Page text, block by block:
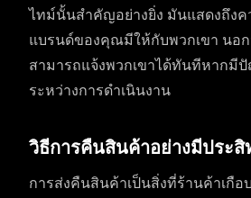
ไทม์นั้นสำคัญอย่างยิ่ง มันแสดงถึงค
แบรนด์ของคุณมีให้กับพวกเขา นอ
สามารถแจ้งพวกเขาได้ทันทีหากมี
ระหว่างการดำเนินงาน
วิธีการคืนสินค้าอย่างมีประ
การส่งคืนสินค้าเป็นสิ่งที่ร้านค้าเกือ